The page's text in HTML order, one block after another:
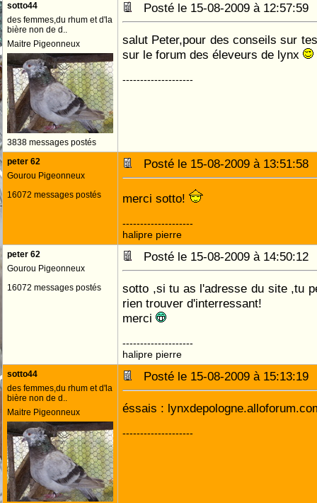
sotto44
des femmes,du rhum et d'la
bière non de d..
Maitre Pigeonneux
3838 messages postés
Posté le 15-08-2009 à
salut Peter,pour des conseils sur
sur le forum des éleveurs de lynx
--------------------
peter 62
Gourou Pigeonneux
16072 messages postés
Posté le 15-08-2009 à
merci sotto!
--------------------
halipre pierre
peter 62
Gourou Pigeonneux
16072 messages postés
Posté le 15-08-2009 à
sotto ,si tu as l'adresse du site ,tu
rien trouver d'interressant!
merci
--------------------
halipre pierre
sotto44
des femmes,du rhum et d'la
bière non de d..
Maitre Pigeonneux
Posté le 15-08-2009 à
éssais :
--------------------